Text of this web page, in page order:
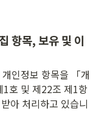
항목, 보유 및 이
인정보 항목을 「개
호 및 제22조 제1항
아 처리하고 있습니